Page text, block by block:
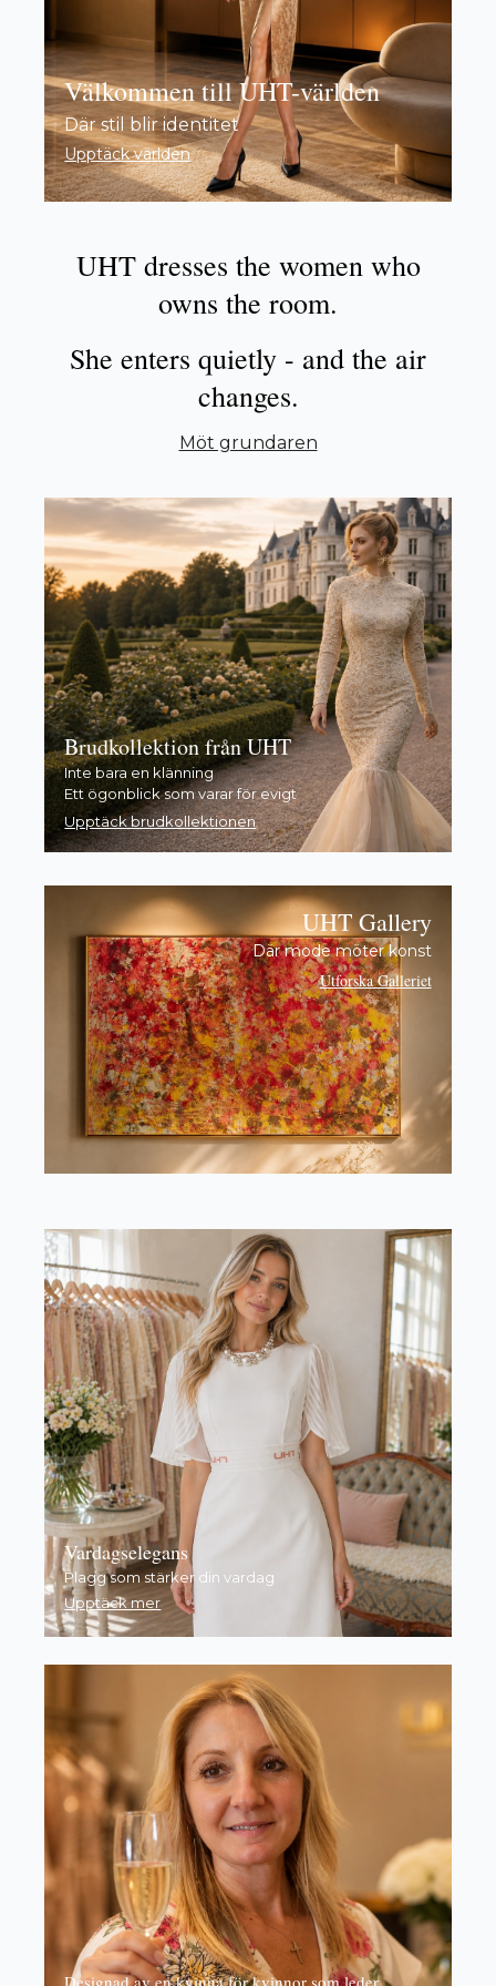
Välkommen till UHT-världen
Där stil blir identitet
Upptäck världen
UHT dresses the women who
owns the room.
She enters quietly - and the air
changes.
Möt grundaren
Brudkollektion från UHT
Inte bara en klänning
Ett ögonblick som varar för evigt
Upptäck brudkollektionen
UHT Gallery
Där mode möter konst
Utforska Galleriet
Vardagselegans
Plagg som stärker din vardag
Upptäck mer
Designad av en kvinna för kvinnor som leder